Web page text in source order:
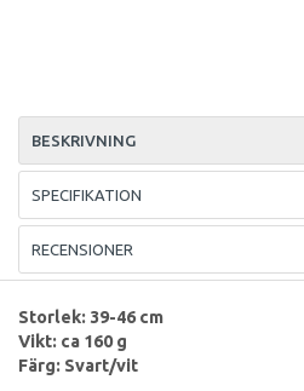
BESKRIVNING
SPECIFIKATION
RECENSIONER
Storlek: 39-46 cm
Vikt: ca 160 g
Färg: Svart/vit